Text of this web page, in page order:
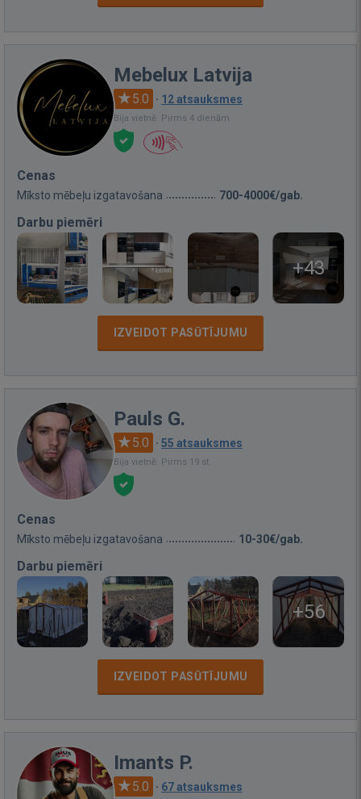
Mebelux Latvija
5.0 · 12 atsauksmes
Bija vietnē: Pirms 4 dienām
Cenas
Mīksto mēbeļu izgatavošana 700-4000€/gab.
Darbu piemēri
+43
IZVEIDOT PASŪTĪJUMU
Pauls G.
5.0 · 55 atsauksmes
Bija vietnē: Pirms 19 st.
Cenas
Mīksto mēbeļu izgatavošana 10-30€/gab.
Darbu piemēri
+56
IZVEIDOT PASŪTĪJUMU
Imants P.
5.0 · 67 atsauksmes